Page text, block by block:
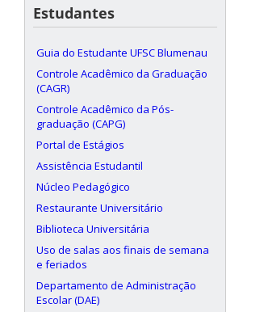
Estudantes
Guia do Estudante UFSC Blumenau
Controle Acadêmico da Graduação
(CAGR)
Controle Acadêmico da Pós-
graduação (CAPG)
Portal de Estágios
Assistência Estudantil
Núcleo Pedagógico
Restaurante Universitário
Biblioteca Universitária
Uso de salas aos finais de semana
e feriados
Departamento de Administração
Escolar (DAE)